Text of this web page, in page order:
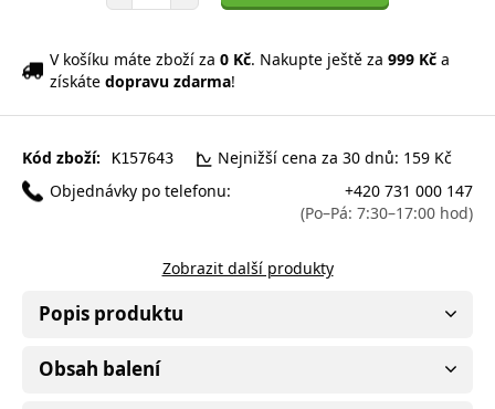
V košíku máte zboží za 0 Kč. Nakupte ještě za 999 Kč a
získáte dopravu zdarma!
Kód zboží: K157643
Nejnižší cena za 30 dnů: 159 Kč
Objednávky po telefonu:
+420 731 000 147
(Po–Pá: 7:30–17:00 hod)
Zobrazit další produkty
Popis produktu
Obsah balení